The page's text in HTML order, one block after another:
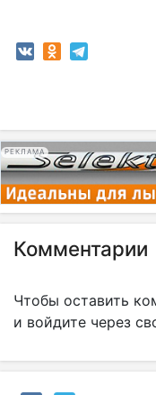
РЕКЛАМА
Комментарии
Чтобы оставить
и войдите через